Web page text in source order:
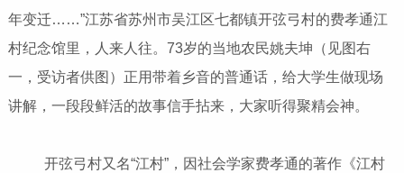
年变迁……”江苏省苏州市吴江区七都镇开弦弓村的费孝通江
村纪念馆里，人来人往。73岁的当地农民姚夫坤（见图右
一，受访者供图）正用带着乡音的普通话，给大学生做现场
讲解，一段段鲜活的故事信手拈来，大家听得聚精会神。
开弦弓村又名“江村”，因社会学家费孝通的著作《江村